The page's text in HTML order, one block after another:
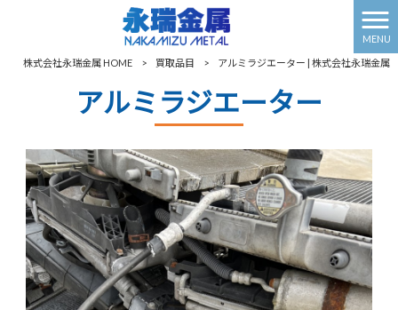
MENU
株式会社永瑞金属 HOME > 買取品目 > アルミラジエーター | 株式会社永瑞金属
アルミラジエーター